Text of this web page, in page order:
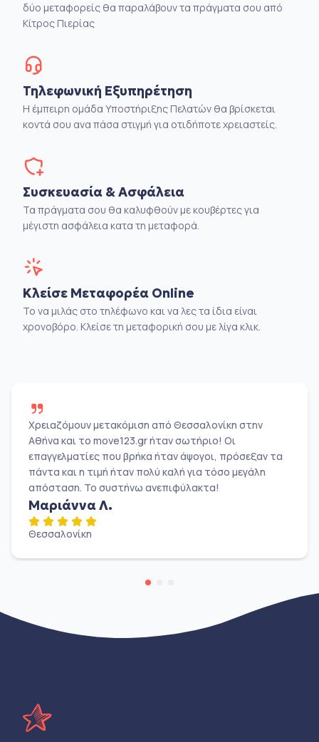
δύο μεταφορείς θα παραλάβουν τα πράγματα σου από
Κίτρος Πιερίας
Τηλεφωνική Εξυπηρέτηση
Η έμπειρη ομάδα Υποστήριξης Πελατών θα βρίσκεται
κοντά σου ανα πάσα στιγμή για οτιδήποτε χρειαστείς.
Συσκευασία & Ασφάλεια
Τα πράγματα σου θα καλυφθούν με κουβέρτες για
μέγιστη ασφάλεια κατα τη μεταφορά.
Κλείσε Μεταφορέα Online
Το να μιλάς στο τηλέφωνο και να λες τα ίδια είναι
χρονοβόρο. Κλείσε τη μεταφορική σου με λίγα κλικ.
Χρειαζόμουν μετακόμιση από Θεσσαλονίκη στην
Αθήνα και το move123.gr ήταν σωτήριο! Οι
επαγγελματίες που βρήκα ήταν άψογοι, πρόσεξαν τα
πάντα και η τιμή ήταν πολύ καλή για τόσο μεγάλη
απόσταση. Το συστήνω ανεπιφύλακτα!
Μαριάννα Λ.
Θεσσαλονίκη